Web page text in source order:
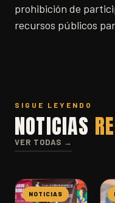
prohibición de
recursos públicos
SIGUE LEYENDO
NOTICIAS
VER TODAS →
NOTICIAS